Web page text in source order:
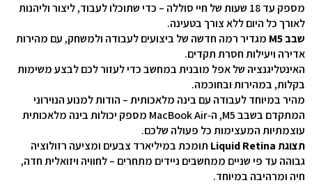
מספק עד 18 שעות של חיי סוללה – כדי שתוכלו לעבוד, ליצור וליהנות
לאורך כל היום ללא צורך בטעינה.
שבב M5
מגדיר רמה חדשה של ביצועים לעבודה ולמשחק, עם מהירות
אדירה ויעילות חסרת תקדים.
האינטליגנציה של אפל מובנית במחשב כדי לעזור לכם לבצע משימות
בקלות, במהירות ובחוכמה.
מהיר במיוחד לעבודה עם בינה מלאכותית – הודות למנוע הנוירוני
המתקדם בשבב M5, ה‑MacBook Air מספק יכולות בינה מלאכותית
עוצמתיות המעצימות כל פעולה שלכם.
תצוגת Liquid Retina
תומכת במיליארד צבעים ומציעה רזולוציה
גבוהה עד פי שניים ממחשבים ניידים מתחרים – לחוויה ויזואלית חדה,
חיה ומרהיבה במיוחד.